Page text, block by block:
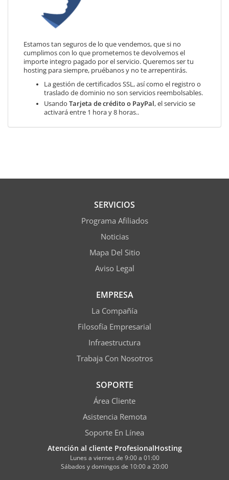
Estamos tan seguros de lo que vendemos, que si no
cumplimos con lo que prometemos te devolvemos el
importe integro pagado por el servicio. Queremos ser tu
hosting para siempre, pruébanos y no te arrepentirás.
La gestión de certificados SSL, así como el registro o
traslado de dominio no son servicios reembolsables.
Usando Tarjeta de crédito o PayPal, el servicio se
activará entre 1 hora y 8 horas..
SERVICIOS
Programa Afiliados
Noticias
Mapa Del Sitio
Aviso Legal
EMPRESA
La Compañía
Filosofía Empresarial
Infraestructura
Trabaja Con Nosotros
SOPORTE
Área Cliente
Asistencia Remota
Soporte En Línea
Atención al cliente ProfesionalHosting
Lunes a viernes de 9:00 a 01:00
Sábados y domingos de 10:00 a 20:00